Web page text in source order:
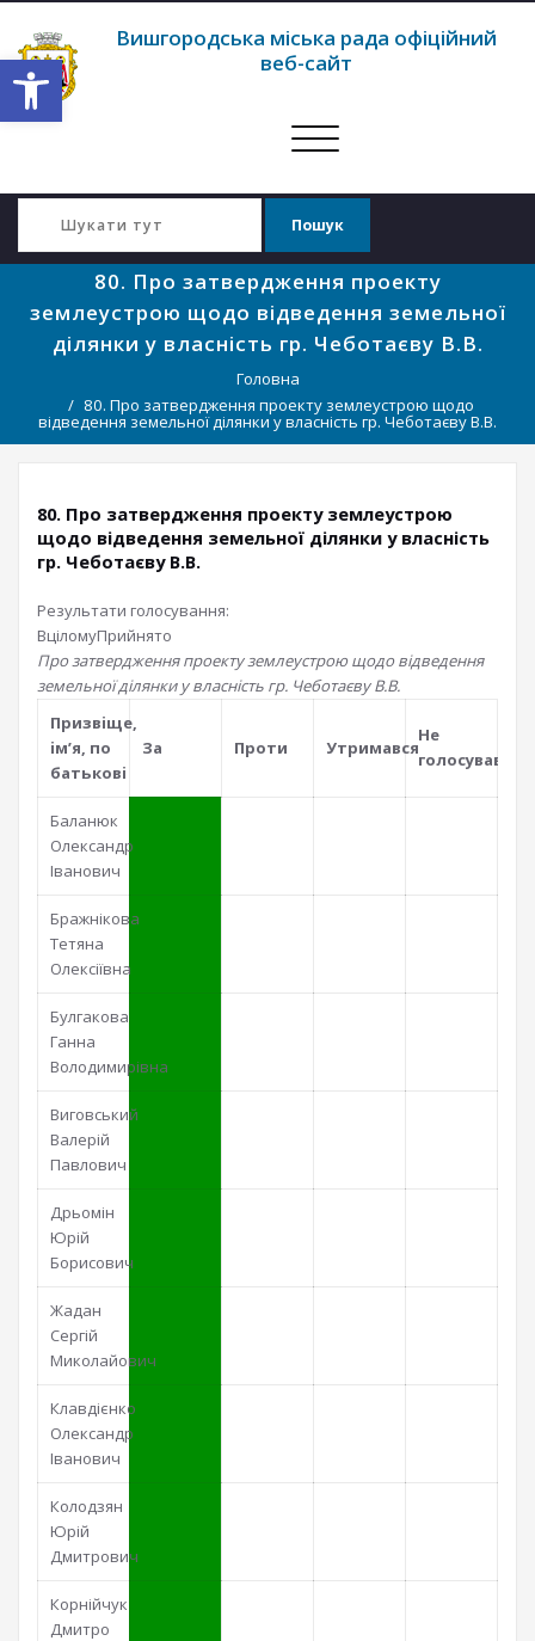
Відкрити Панель інструментів
Вишгородська міська рада офіційний
веб-сайт
Перемкнути
80. Про затвердження проекту
землеустрою щодо відведення земельної
ділянки у власність гр. Чеботаєву В.В.
Головна
80. Про затвердження проекту землеустрою щодо
відведення земельної ділянки у власність гр. Чеботаєву В.В.
80. Про затвердження проекту землеустрою
щодо відведення земельної ділянки у власність
гр. Чеботаєву В.В.
Результати голосування:
ВціломуПрийнято
Про затвердження проекту землеустрою щодо відведення
земельної ділянки у власність гр. Чеботаєву В.В.
Призвiще,
iм’я, по
батьковi
За Проти Утримався
Не
голосував
Баланюк
Олександр
Іванович
Бражнікова
Тетяна
Олексіївна
Булгакова
Ганна
Володимирівна
Виговський
Валерій
Павлович
Дрьомін
Юрій
Борисович
Жадан
Сергій
Миколайович
Клавдієнко
Олександр
Іванович
Колодзян
Юрій
Дмитрович
Корнійчук
Дмитро